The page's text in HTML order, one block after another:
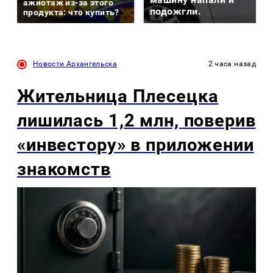
ажиотаж из-за этого
продукта: что купить?
подожгли.
Новости Архангельска 2 часа назад
Жительница Плесецка
лишилась 1,2 млн, поверив
«инвестору» в приложении
знакомств